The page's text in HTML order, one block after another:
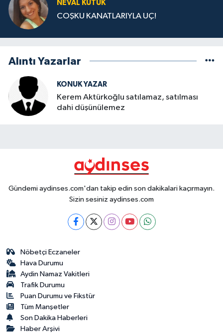
NEVAL KÜTÜK
COŞKU KANATLARIYLA UÇ!
Alıntı Yazarlar
KONUK YAZAR
Kerem Aktürkoğlu satılamaz, satılması
dahi düşünülemez
Gündemi aydinses.com'dan takip edin son dakikalari kaçırmayın.
Sizin sesiniz aydinses.com
Nöbetçi Eczaneler
Hava Durumu
Aydin Namaz Vakitleri
Trafik Durumu
Puan Durumu ve Fikstür
Tüm Manşetler
Son Dakika Haberleri
Haber Arşivi